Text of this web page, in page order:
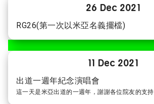
26 Dec 2021
RG26(第一次以米亞名義擺檔)
11 Dec 2021
出道一週年紀念演唱會
這一天是米亞出道的一週年，謝謝各位院友的支持